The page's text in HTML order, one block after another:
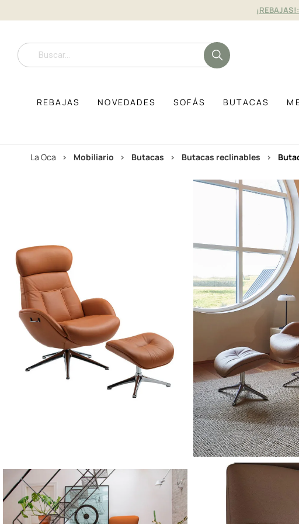
REBAJAS NOVEDADES SOFÁS BUTACAS
La Oca mobiliario butacas butacas reclinables